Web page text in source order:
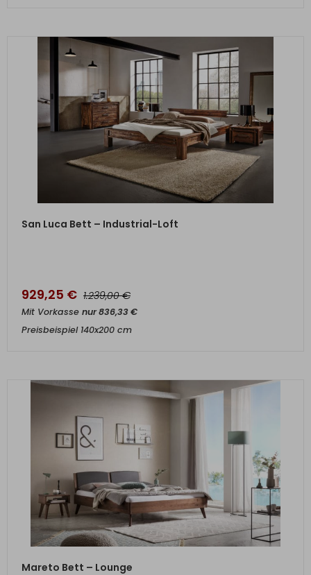
ZUM PRODUKT
San Luca Bett – Industrial-Loft
929,25 € 1.239,00€
Mit Vorkasse nur836,33€
Preisbeispiel 140x200 cm
Mareto Bett – Lounge